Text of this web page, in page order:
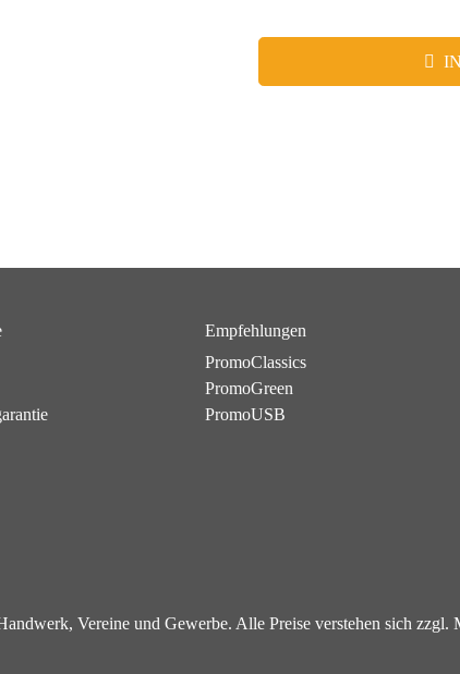
Empfehlungen
PromoClassics
PromoGreen
PromoUSB
Vereine und Gewerbe. Alle Preise verstehen sich zzgl.